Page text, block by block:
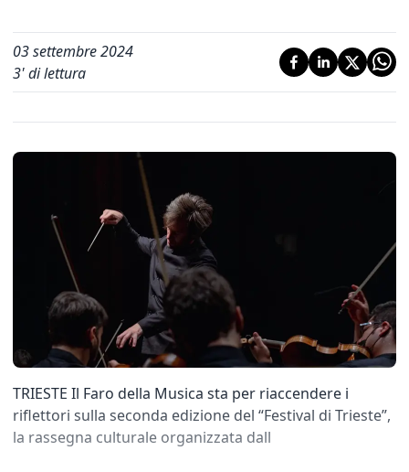
03 settembre 2024
3' di lettura
TRIESTE Il Faro della Musica sta per riaccendere i
riflettori sulla seconda edizione del “Festival di Trieste”,
la rassegna culturale organizzata dall